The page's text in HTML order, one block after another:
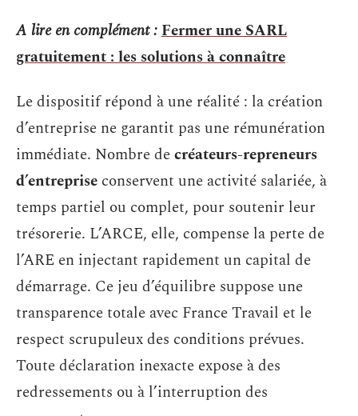
A lire en complément :Fermer une SARL
gratuitement : les solutions à connaître
Le dispositif répond à une réalité : la création
d’entreprise ne garantit pas une rémunération
immédiate. Nombre decréateurs-repreneurs
d’entreprise conservent une activité salariée, à
temps partiel ou complet, pour soutenir leur
trésorerie. L’ARCE, elle, compense la perte de
l’ARE en injectant rapidement un capital de
démarrage. Ce jeu d’équilibre suppose une
transparence totale avec France Travail et le
respect scrupuleux des conditions prévues.
Toute déclaration inexacte expose à des
redressements ou à l’interruption des